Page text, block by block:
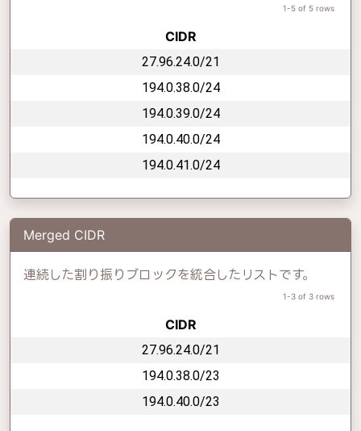
1-5 of 5 rows
CIDR
27.96.24.0/21
194.0.38.0/24
194.0.39.0/24
194.0.40.0/24
194.0.41.0/24
Merged CIDR
連続した割り振りブロックを統合したリストです。
1-3 of 3 rows
CIDR
27.96.24.0/21
194.0.38.0/23
194.0.40.0/23